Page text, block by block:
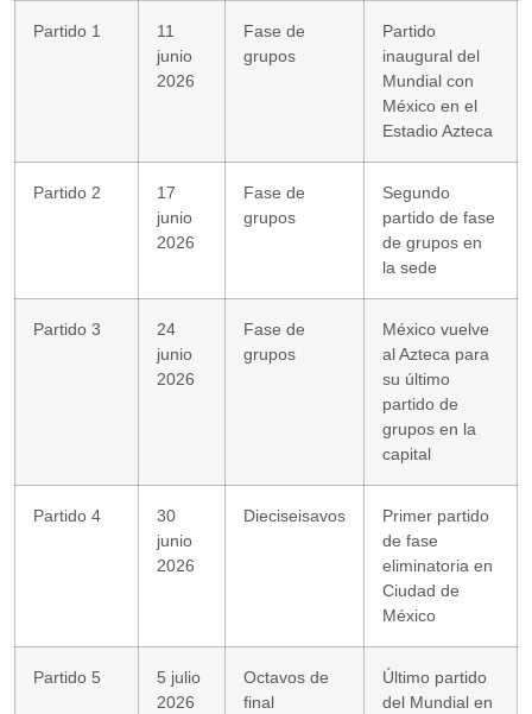
Partido 1
11
junio
2026
Fase de
grupos
Partido
inaugural del
Mundial con
México en el
Estadio Azteca
Partido 2
17
junio
2026
Fase de
grupos
Segundo
partido de fase
de grupos en
la sede
Partido 3
24
junio
2026
Fase de
grupos
México vuelve
al Azteca para
su último
partido de
grupos en la
capital
Partido 4
30
junio
2026
Dieciseisavos
Primer partido
de fase
eliminatoria en
Ciudad de
México
Partido 5
5 julio
2026
Octavos de
final
Último partido
del Mundial en